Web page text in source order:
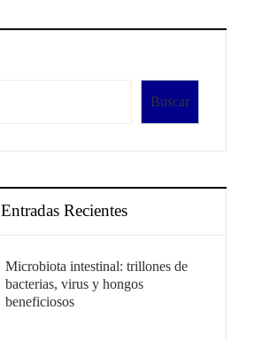
Buscar
Entradas Recientes
Microbiota intestinal: trillones de
bacterias, virus y hongos
beneficiosos